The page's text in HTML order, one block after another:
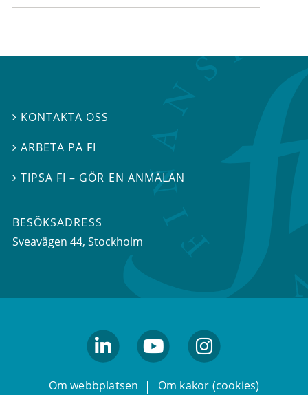
 KONTAKTA OSS
 ARBETA PÅ FI
TIPSA FI – GÖR EN ANMÄLAN
BESÖKSADRESS
Sveavägen 44, Stockholm
Om webbplatsen
Om kakor (cookies)